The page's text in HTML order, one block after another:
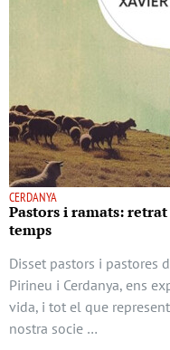
CERDANYA
Pastors i ramats:
temps
Disset pastors i pastores
Pirineu i Cerdanya, ens
vida, i tot el que
nostra socie …